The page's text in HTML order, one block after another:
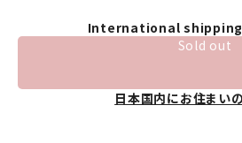
International
Sold out
日本国内にお住まい